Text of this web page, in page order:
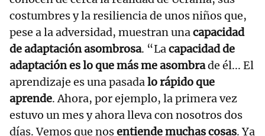
costumbres y la resiliencia de unos niños que,
pese a la adversidad, muestran unacapacidad
de adaptación asombrosa. “Lacapacidad de
adaptación es lo que más me asombrade él... El
aprendizaje es una pasadalo rápido que
aprende. Ahora, por ejemplo, la primera vez
estuvo un mes y ahora lleva con nosotros dos
días. Vemos que nosentiende muchas cosas. Ya